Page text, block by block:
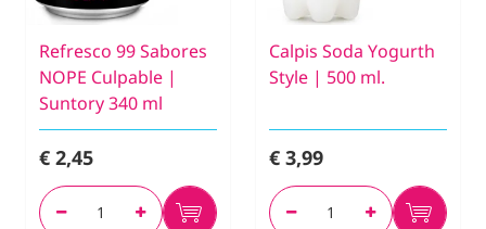
Refresco 99 Sabores
NOPE Culpable |
Suntory 340 ml
€ 2,45
Calpis Soda Yogurth
Style | 500 ml.
€ 3,99